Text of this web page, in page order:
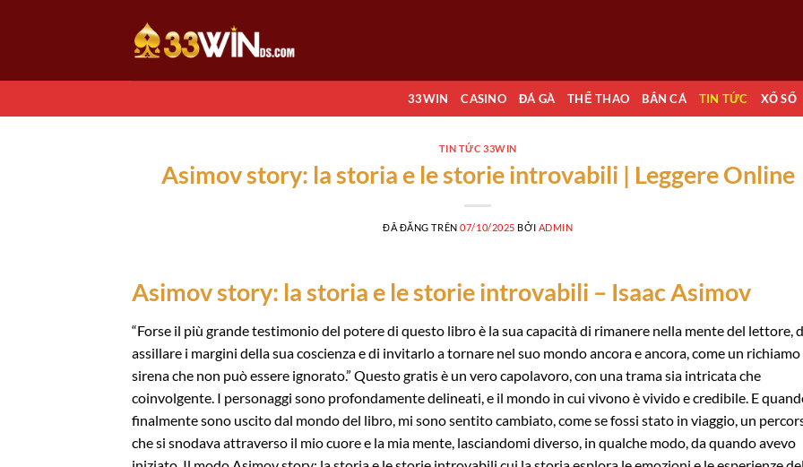
dung
33WIN CASINO ĐÁ GÀ THỂ THAO BẮN CÁ TIN TỨC XỔ SỐ
TIN TỨC 33WIN
Asimov story: la storia e le storie introvabili | Leggere Online
ĐÃ ĐĂNG TRÊN07/10/2025 BỞI ADMIN
Asimov story: la storia e le storie introvabili – Isaac Asimov
“Forse il più grande testimonio del potere di questo libro è la sua capacità di rimanere nella mente del lettore,
assillare i margini della sua coscienza e di invitarlo a tornare nel suo mondo ancora e ancora, come un richiamo
sirena che non può essere ignorato.” Questo gratis è un vero capolavoro, con una trama sia intricata che
coinvolgente. I personaggi sono profondamente delineati, e il mondo in cui vivono è vivido e credibile. E
finalmente sono uscito dal mondo del libro, mi sono sentito cambiato, come se fossi stato in viaggio, un
che si snodava attraverso il mio cuore e la mia mente, lasciandomi diverso, in qualche modo, da quando avevo